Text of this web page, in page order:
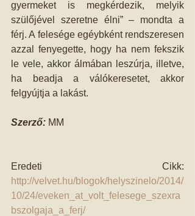
gyermeket is megkérdezik, melyik
szülőjével szeretne élni” – mondta a
férj. A felesége egéybként rendszeresen
azzal fenyegette, hogy ha nem fekszik
le vele, akkor álmában leszúrja, illetve,
ha beadja a válókeresetet, akkor
felgyújtja a lakást.
Szerző: MM
http://velvet.hu/blogok/helyszinelo/2014/
10/24/eveken_at_volt_felesege_szexra
bszolgaja_a_ferj/